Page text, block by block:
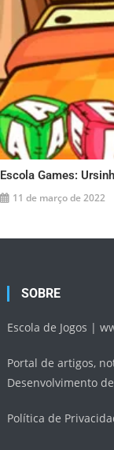
Escola Games:
11 de março de 2022
SOBRE
Escola de Jogos |
Portal de artigos,
Desenvolvimento
Política de